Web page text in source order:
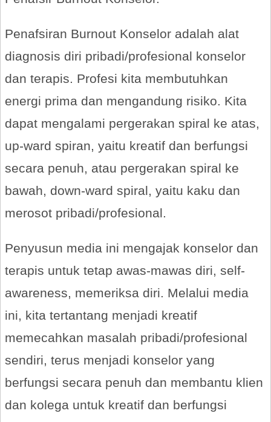
Penafsiran Burnout Konselor adalah alat
diagnosis diri pribadi/profesional konselor
dan terapis. Profesi kita membutuhkan
energi prima dan mengandung risiko. Kita
dapat mengalami pergerakan spiral ke atas,
up-ward spiran, yaitu kreatif dan berfungsi
secara penuh, atau pergerakan spiral ke
bawah, down-ward spiral, yaitu kaku dan
merosot pribadi/profesional.
Penyusun media ini mengajak konselor dan
terapis untuk tetap awas-mawas diri, self-
awareness, memeriksa diri. Melalui media
ini, kita tertantang menjadi kreatif
memecahkan masalah pribadi/profesional
sendiri, terus menjadi konselor yang
berfungsi secara penuh dan membantu klien
dan kolega untuk kreatif dan berfungsi